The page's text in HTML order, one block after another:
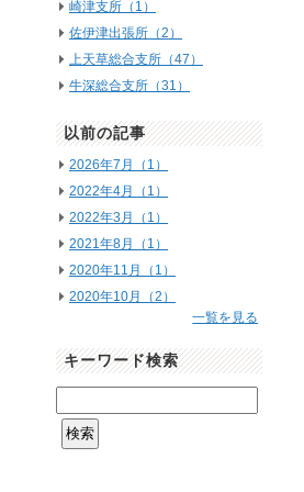
崎津支所（1）
佐伊津出張所（2）
上天草総合支所（47）
牛深総合支所（31）
以前の記事
2026年7月（1）
2022年4月（1）
2022年3月（1）
2021年8月（1）
2020年11月（1）
2020年10月（2）
一覧を見る
キーワード検索